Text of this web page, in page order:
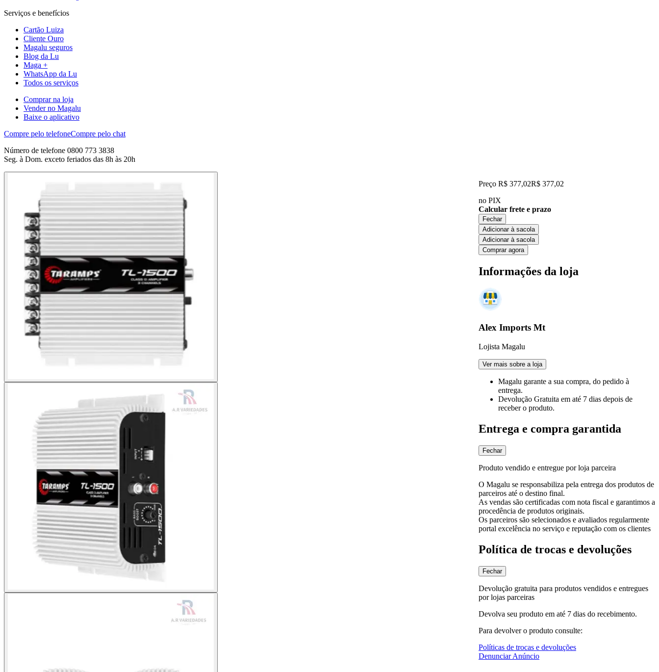
Serviços e benefícios
Cartão Luiza
Cliente Ouro
Magalu seguros
Blog da Lu
Maga +
WhatsApp da Lu
Todos os serviços
Comprar na loja
Vender no Magalu
Baixe o aplicativo
Compre pelo telefoneCompre pelo chat
Número de telefone 0800 773 3838
Seg. à Dom. exceto feriados das 8h às 20h
Preço R$ 377,02R$ 377,02
no PIX
Calcular frete e prazo
Fechar
Adicionar à sacola
Adicionar à sacola
Comprar agora
Informações da loja
Alex Imports Mt
Lojista Magalu
Ver mais sobre a loja
Magalu garante a sua compra, do pedido à
entrega.
Devolução Gratuita em até 7 dias depois de
receber o produto.
Entrega e compra garantida
Fechar
Produto vendido e entregue por loja parceira
O Magalu se responsabiliza pela entrega dos produtos de
parceiros até o destino final.
As vendas são certificadas com nota fiscal e garantimos a
procedência de produtos originais.
Os parceiros são selecionados e avaliados regularmente
portal excelência no serviço e reputação com os clientes
Política de trocas e devoluções
Fechar
Devolução gratuita para produtos vendidos e entregues
por lojas parceiras
Devolva seu produto em até 7 dias do recebimento.
Para devolver o produto consulte:
Políticas de trocas e devoluções
Denunciar Anúncio